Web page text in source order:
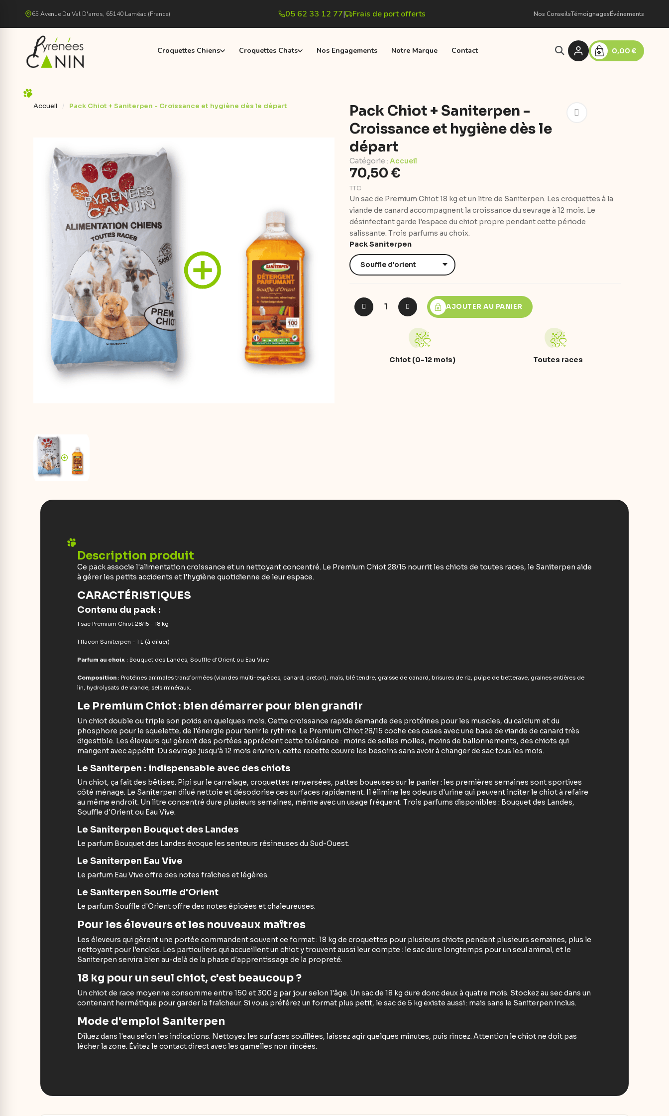
65 Avenue Du Val D'arros, 65140 Laméac (France) 05 62 33 12 77| Frais de port offerts Nos ConseilsTémoignagesÉvénements
Croquettes Chiens Croquettes Chats Nos Engagements Notre Marque Contact 0,00 €
Accueil Pack Chiot + Saniterpen - Croissance et hygiène dès le départ
Pack Chiot + Saniterpen -
Croissance et hygiène dès le
départ
Catégorie : Accueil
70,50 €
TTC
Un sac de Premium Chiot 18 kg et un litre de Saniterpen. Les croquettes à la
viande de canard accompagnent la croissance du sevrage à 12 mois. Le
désinfectant garde l'espace du chiot propre pendant cette période
salissante. Trois parfums au choix.
Pack Saniterpen
AJOUTER AU PANIER
Chiot (0-12 mois) Toutes races
Description produit
Ce pack associe l'alimentation croissance et un nettoyant concentré. Le Premium Chiot 28/15 nourrit les chiots de toutes races, le Saniterpen aide
à gérer les petits accidents et l'hygiène quotidienne de leur espace.
CARACTÉRISTIQUES
Contenu du pack :
1 sac Premium Chiot 28/15 - 18 kg
1 flacon Saniterpen - 1 L (à diluer)
Parfum au choix : Bouquet des Landes, Souffle d'Orient ou Eau Vive
Composition: Protéines animales transformées (viandes multi-espèces, canard, creton), maïs, blé tendre, graisse de canard, brisures de riz, pulpe de betterave, graines entières de
lin, hydrolysats de viande, sels minéraux.
Le Premium Chiot : bien démarrer pour bien grandir
Un chiot double ou triple son poids en quelques mois. Cette croissance rapide demande des protéines pour les muscles, du calcium et du
phosphore pour le squelette, de l'énergie pour tenir le rythme. Le Premium Chiot 28/15 coche ces cases avec une base de viande de canard très
digestible. Les éleveurs qui gèrent des portées apprécient cette tolérance : moins de selles molles, moins de ballonnements, des chiots qui
mangent avec appétit. Du sevrage jusqu'à 12 mois environ, cette recette couvre les besoins sans avoir à changer de sac tous les mois.
Le Saniterpen : indispensable avec des chiots
Un chiot, ça fait des bêtises. Pipi sur le carrelage, croquettes renversées, pattes boueuses sur le panier : les premières semaines sont sportives
côté ménage. Le Saniterpen dilué nettoie et désodorise ces surfaces rapidement. Il élimine les odeurs d'urine qui peuvent inciter le chiot à refaire
au même endroit. Un litre concentré dure plusieurs semaines, même avec un usage fréquent. Trois parfums disponibles : Bouquet des Landes,
Souffle d'Orient ou Eau Vive.
Le Saniterpen Bouquet des Landes
Le parfum Bouquet des Landes évoque les senteurs résineuses du Sud-Ouest.
Le Saniterpen Eau Vive
Le parfum Eau Vive offre des notes fraîches et légères.
Le Saniterpen Souffle d'Orient
Le parfum Souffle d'Orient offre des notes épicées et chaleureuses.
Pour les éleveurs et les nouveaux maîtres
Les éleveurs qui gèrent une portée commandent souvent ce format : 18 kg de croquettes pour plusieurs chiots pendant plusieurs semaines, plus le
nettoyant pour l'enclos. Les particuliers qui accueillent un chiot y trouvent aussi leur compte : le sac dure longtemps pour un seul animal, et le
Saniterpen servira bien au-delà de la phase d'apprentissage de la propreté.
18 kg pour un seul chiot, c'est beaucoup ?
Un chiot de race moyenne consomme entre 150 et 300 g par jour selon l'âge. Un sac de 18 kg dure donc deux à quatre mois. Stockez au sec dans un
contenant hermétique pour garder la fraîcheur. Si vous préférez un format plus petit, le sac de 5 kg existe aussi : mais sans le Saniterpen inclus.
Mode d'emploi Saniterpen
Diluez dans l'eau selon les indications. Nettoyez les surfaces souillées, laissez agir quelques minutes, puis rincez. Attention le chiot ne doit pas
lécher la zone. Évitez le contact direct avec les gamelles non rincées.